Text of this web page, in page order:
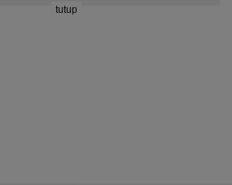
tutup